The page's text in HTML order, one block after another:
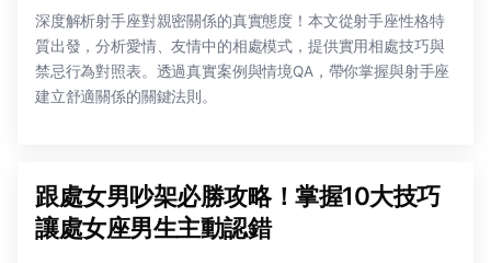
深度解析射手座對親密關係的真實態度！本文從射手座性格特
質出發，分析愛情、友情中的相處模式，提供實用相處技巧與
禁忌行為對照表。透過真實案例與情境QA，帶你掌握與射手座
建立舒適關係的關鍵法則。
跟處女男吵架必勝攻略！掌握10大技巧
讓處女座男生主動認錯